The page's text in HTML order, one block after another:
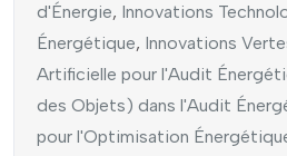
d'Énergie, Innovations
Énergétique, Innovations
Artificielle pour l'Audit
des Objets) dans l'Audit
pour l'Optimisation